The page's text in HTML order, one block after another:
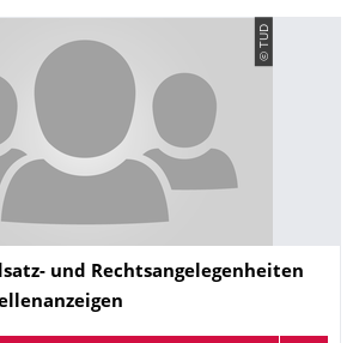
© TUD
und Rechtsangele­genheiten